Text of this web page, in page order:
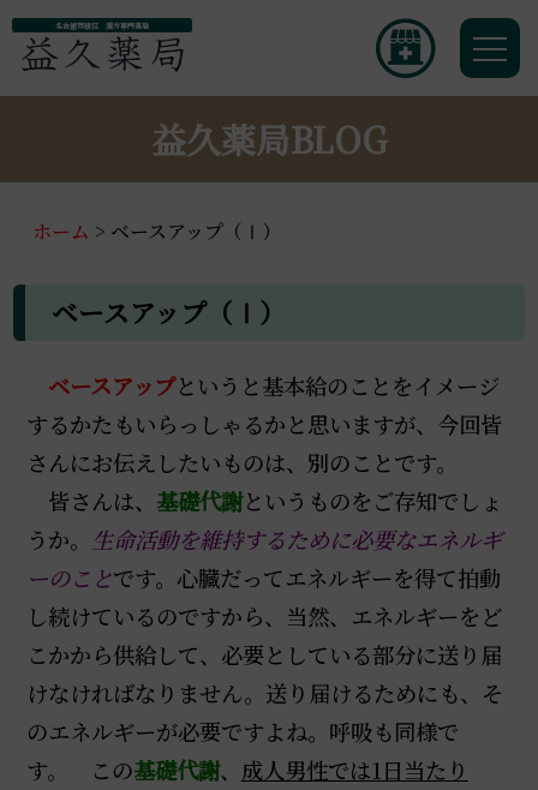
名古屋市緑区 漢方専門薬局
益久薬局BLOG
ホーム > ベースアップ（Ⅰ）
ベースアップ（Ⅰ）
ベースアップというと基本給のことをイメージ
するかたもいらっしゃるかと思いますが、今回皆
さんにお伝えしたいものは、別のことです。
皆さんは、 基礎代謝というものをご存知でしょ
うか。 生命活動を維持するために必要なエネルギ
ーのことです。心臓だってエネルギーを得て拍動
し続けているのですから、当然、エネルギーをど
こかから供給して、必要としている部分に送り届
けなければなりません。送り届けるためにも、そ
のエネルギーが必要ですよね。呼吸も同様で
す。 この基礎代謝、 成人男性では1日当たり